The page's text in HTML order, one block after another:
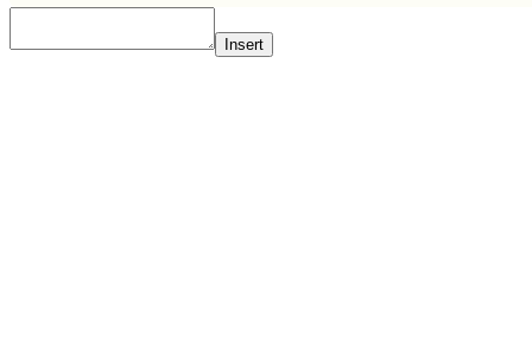
Insert